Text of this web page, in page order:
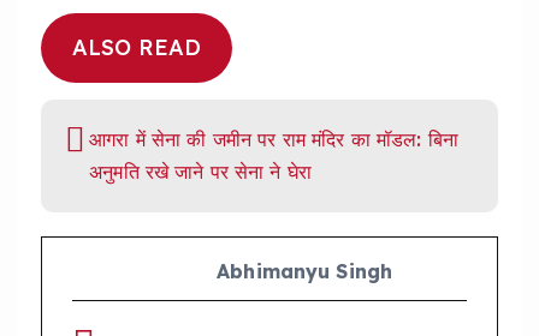
ALSO READ
आगरा में सेना की जमीन पर राम मंदिर का मॉडल: बिना
अनुमति रखे जाने पर सेना ने घेरा
Abhimanyu Singh